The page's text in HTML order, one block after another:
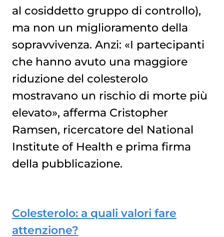
al cosiddetto gruppo di controllo),
ma non un miglioramento della
sopravvivenza. Anzi: «I partecipanti
che hanno avuto una maggiore
riduzione del colesterolo
mostravano un rischio di morte più
elevato», afferma Cristopher
Ramsen, ricercatore del National
Institute of Health e prima firma
della pubblicazione.
Colesterolo: a quali valori fare
attenzione?